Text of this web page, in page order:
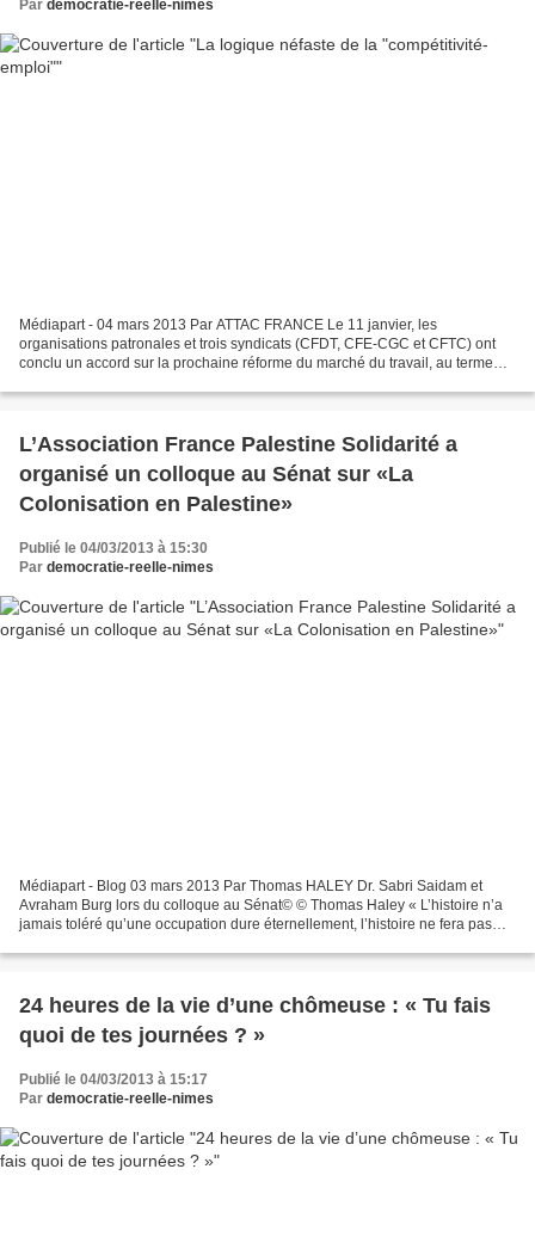
Par democratie-reelle-nimes
Médiapart - 04 mars 2013 Par ATTAC FRANCE Le 11 janvier, les
organisations patronales et trois syndicats (CFDT, CFE-CGC et CFTC) ont
conclu un accord sur la prochaine réforme du marché du travail, au terme
L’Association France Palestine Solidarité a
organisé un colloque au Sénat sur «La
Colonisation en Palestine»
Publié le 04/03/2013 à 15:30
Par democratie-reelle-nimes
Médiapart - Blog 03 mars 2013 Par Thomas HALEY Dr. Sabri Saidam et
Avraham Burg lors du colloque au Sénat© © Thomas Haley « L’histoire n’a
jamais toléré qu’une occupation dure éternellement, l’histoire ne fera pas
24 heures de la vie d’une chômeuse : « Tu fais
quoi de tes journées ? »
Publié le 04/03/2013 à 15:17
Par democratie-reelle-nimes